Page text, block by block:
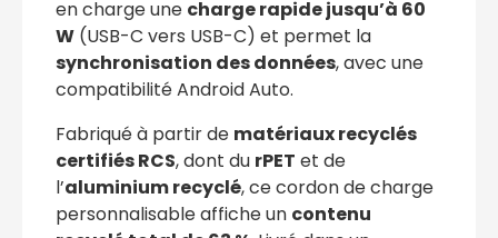
en charge une charge rapide jusqu’à 60
W (USB-C vers USB-C) et permet la
synchronisation des données, avec une
compatibilité Android Auto.
Fabriqué à partir de matériaux recyclés
certifiés RCS, dont du rPET et de
l’aluminium recyclé, ce cordon de charge
personnalisable affiche un contenu